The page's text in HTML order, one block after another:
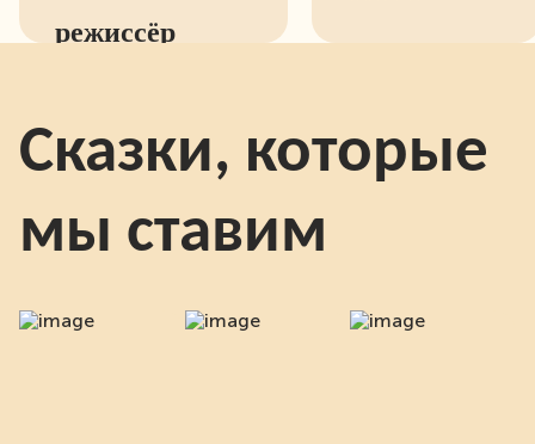
режиссёр
которые ставит наш
режиссёр Ольга
Сказки, которые
мы ставим